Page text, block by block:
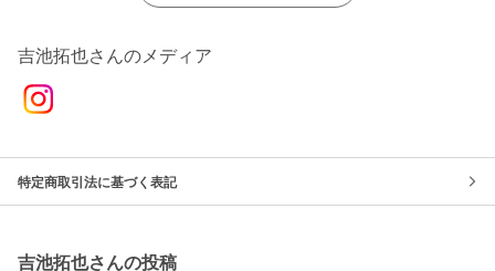
吉池拓也さんのメディア
特定商取引法に基づく表記
吉池拓也さんの投稿